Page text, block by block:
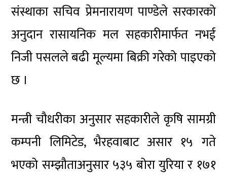
संस्थाका सचिव प्रेमनारायण पाण्डेले सरकारको
अनुदान रासायनिक मल सहकारीमार्फत नभई
निजी पसलले बढी मूल्यमा बिक्री गरेको पाइएको
छ ।
मन्त्री चौधरीका अनुसार सहकारीले कृषि सामग्री
कम्पनी लिमिटेड, भैरहवाबाट असार १५ गते
भएको सम्झौताअनुसार ५३५ बोरा युरिया र १७१